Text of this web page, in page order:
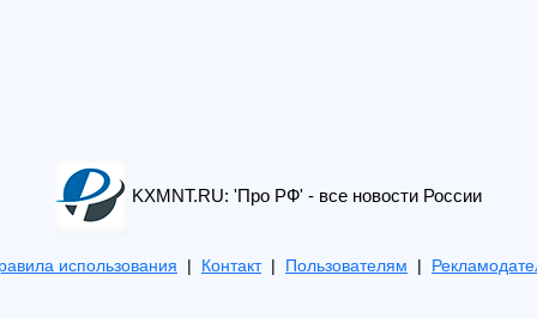
KXMNT.RU: 'Про РФ' - все новости России
использования Контакт| Пользователям